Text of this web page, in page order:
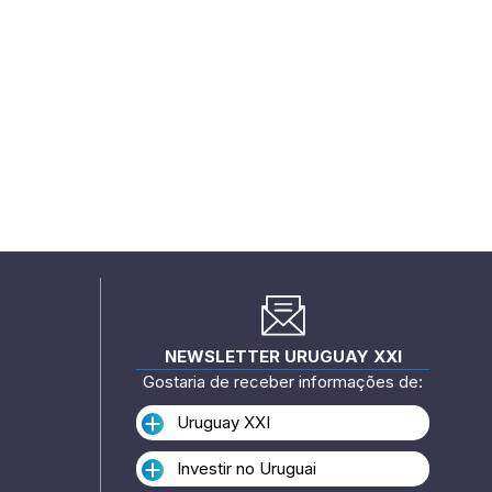
NEWSLETTER URUGUAY XXI
Gostaria de receber informações de:
Uruguay XXI
Investir no Uruguai